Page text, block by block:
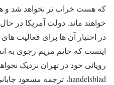
که هست خراب تر نخواهد شد و
خواهند ماند. دولت آمریکا در
در اختیار آن ها برای فعالیت
اینست که خانم مریم رجوی به
handelsblad، ترجمه مسعود جابانی، پیام رهایی